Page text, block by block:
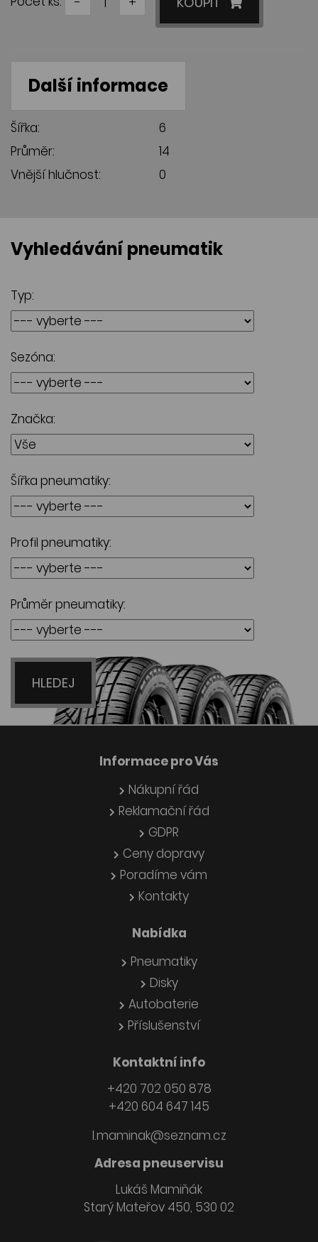
Další informace
Šířka:
6
Průměr:
14
Vnější hlučnost:
0
Vyhledávání pneumatik
Typ:
Sezóna:
Značka:
Šířka pneumatiky:
Profil pneumatiky:
Průměr pneumatiky:
HLEDEJ
Informace pro Vás
Nákupní řád
Reklamační řád
GDPR
Ceny dopravy
Poradíme vám
Kontakty
Nabídka
Pneumatiky
Disky
Autobaterie
Příslušenství
Kontaktní info
+420 702 050 878
+420 604 647 145
l.maminak@seznam.cz
Adresa pneuservisu
Lukáš Mamiňák
Starý Mateřov 450, 530 02